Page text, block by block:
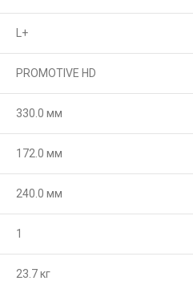
L+
PROMOTIVE HD
330.0 мм
172.0 мм
240.0 мм
1
23.7 кг